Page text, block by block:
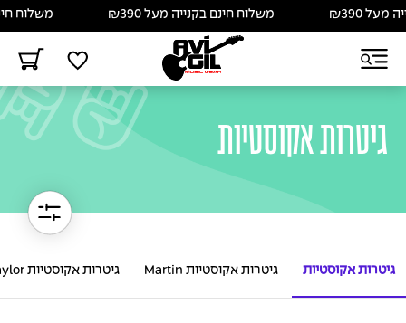
משלוח חינם בקנייה מעל ₪390 משלוח חינם בקנייה
גיטרות אקוסטיות
גיטרות אקוסטיות גיטרות אקוסטיות Martin גיטרות אקוסטיות Taylor